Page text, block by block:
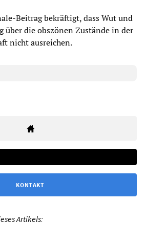
Beitrag bekräftigt, dass Wut und
über die obszönen Zustände in der
nicht ausreichen.
KONTAKT
Artikels: